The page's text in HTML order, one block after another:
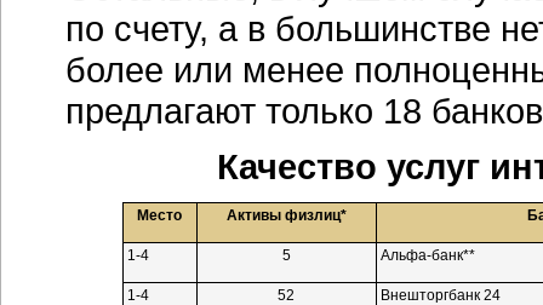
по счету, а в большинстве
более или менее
предлагают только 18
Качество услуг
Место Активы физлиц*
1-4 5 Альфа-банк**
1-4 52 Внешторгбанк 24